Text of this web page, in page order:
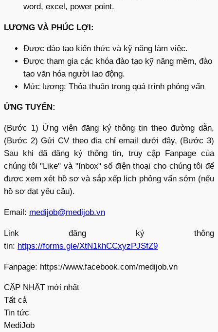
word, excel, power point.
LƯƠNG VÀ PHÚC LỢI:
Được đào tạo kiến thức và kỹ năng làm việc.
Được tham gia các khóa đào tạo kỹ năng mềm, đào
tạo văn hóa người lao động.
Mức lương: Thỏa thuận trong quá trình phỏng vấn
ỨNG TUYỂN:
(Bước 1) Ứng viên đăng ký thông tin theo đường dẫn,
(Bước 2) Gửi CV theo địa chỉ email dưới đây, (Bước 3)
Sau khi đã đăng ký thông tin, truy cập Fanpage của
chúng tôi "Like" và "Inbox" số điện thoại cho chúng tôi để
được xem xét hồ sơ và sắp xếp lịch phỏng vấn sớm (nếu
hồ sơ đạt yêu cầu).
Email: medijob@medijob.vn
Link đăng ký thông
tin: https://forms.gle/XtN1khCCxyzPJSfZ9
Fanpage: https://www.facebook.com/medijob.vn
CẬP NHẬT mới nhất
Tất cả
Tin tức
MediJob